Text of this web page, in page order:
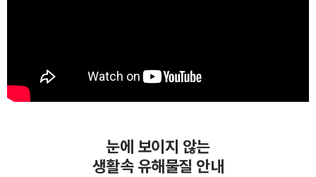
눈에 보이지 않는
생활속 유해물질 안내